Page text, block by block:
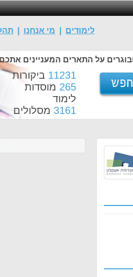
לימודים מי אנחנו
על התארים המעניינים
11231 ביקורות
265 מוסדות
לימוד
3161 מסלולים